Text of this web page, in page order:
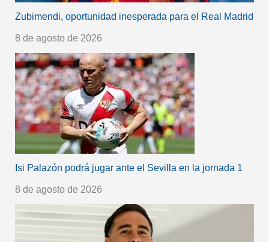
Zubimendi, oportunidad inesperada para el Real Madrid
8 de agosto de 2026
Isi Palazón podrá jugar ante el Sevilla en la jornada 1
8 de agosto de 2026